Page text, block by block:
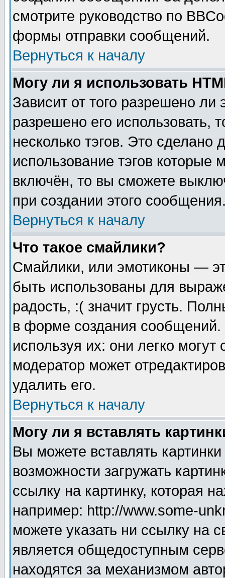
смотрите руководство по
формы отправки сообщений.
Вернуться к началу
Могу ли я использовать
Зависит от того разрешено
разрешено его использовать,
несколько тэгов. Это сделано
использование тэгов
включён, то вы сможете
при создании этого
Вернуться к началу
Что такое смайлики?
Смайлики, или эмотиконы —
быть использованы для
радость, :( значит грусть.
в форме создания сообщений.
используя их: они легко
модератор может
удалить его.
Вернуться к началу
Могу ли я вставлять
Вы можете вставлять
возможности загружать
ссылку на картинку, которая
например: http://www.some-
можете указать ни ссылку на
является общедоступным
находятся за механизмом